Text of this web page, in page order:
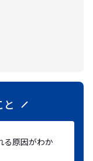
る原因がわか